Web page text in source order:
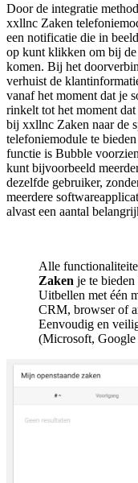
Door de integratie
xxllnc Zaken
een notificatie die in
op kunt klikken om bij
komen. Bij het
verhuist de
vanaf het moment dat je
rinkelt tot het moment
bij xxllnc Zaken naar de
telefoniemodule te
functie is Bubble
kunt bijvoorbeeld
dezelfde gebruiker,
meerdere
alvast een aantal
Alle
Zaken je te bieden
Uitbellen met één
CRM, browser of
Eenvoudig en
(Microsoft,